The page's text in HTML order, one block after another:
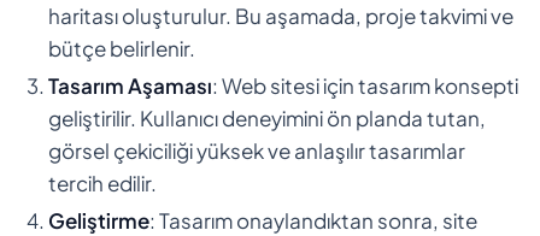
haritası oluşturulur. Bu aşamada, proje takvimi ve
bütçe belirlenir.
Tasarım Aşaması: Web sitesi için tasarım konsepti
geliştirilir. Kullanıcı deneyimini ön planda tutan,
görsel çekiciliği yüksek ve anlaşılır tasarımlar
tercih edilir.
Geliştirme: Tasarım onaylandıktan sonra, site